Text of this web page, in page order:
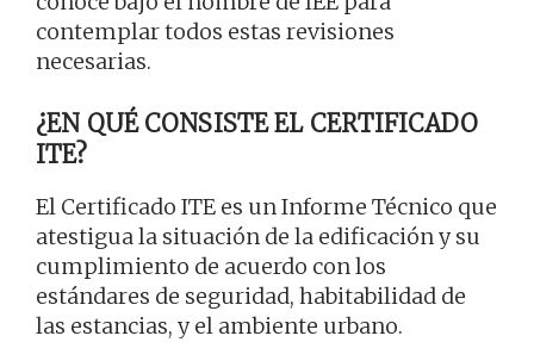
contemplar todos estas revisiones
necesarias.
¿EN QUÉ CONSISTE EL CERTIFICADO
ITE?
El Certificado ITE es un Informe Técnico que
atestigua la situación de la edificación y su
cumplimiento de acuerdo con los
estándares de seguridad, habitabilidad de
las estancias, y el ambiente urbano.